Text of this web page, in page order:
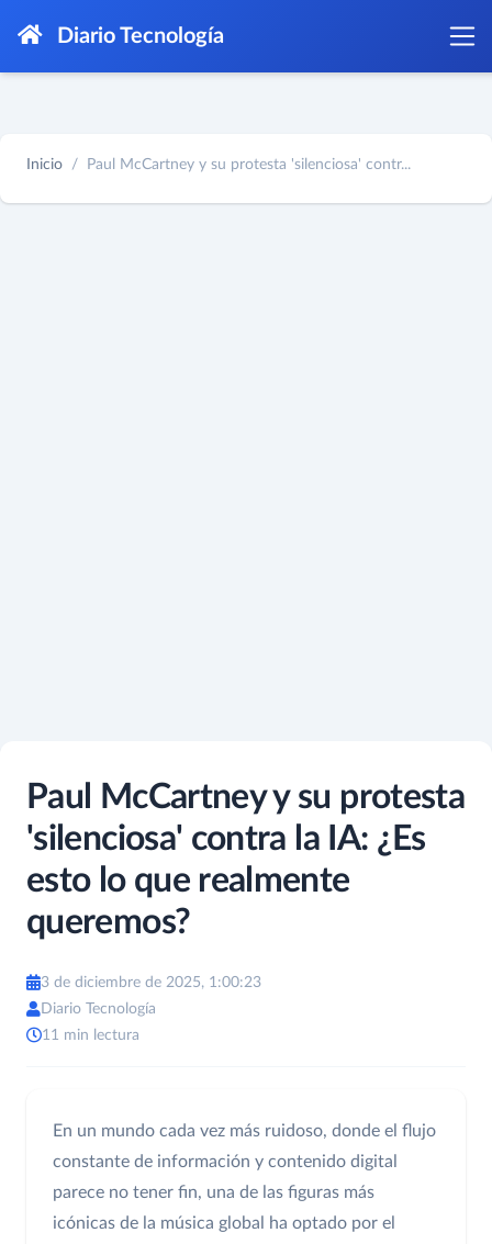
Diario Tecnología
Inicio Paul McCartney y su protesta 'silenciosa' contr...
Paul McCartney y su protesta
'silenciosa' contra la IA: ¿Es
esto lo que realmente
queremos?
3 de diciembre de 2025, 1:00:23
Diario Tecnología
11 min lectura
En un mundo cada vez más ruidoso, donde el flujo
constante de información y contenido digital
parece no tener fin, una de las figuras más
icónicas de la música global ha optado por el